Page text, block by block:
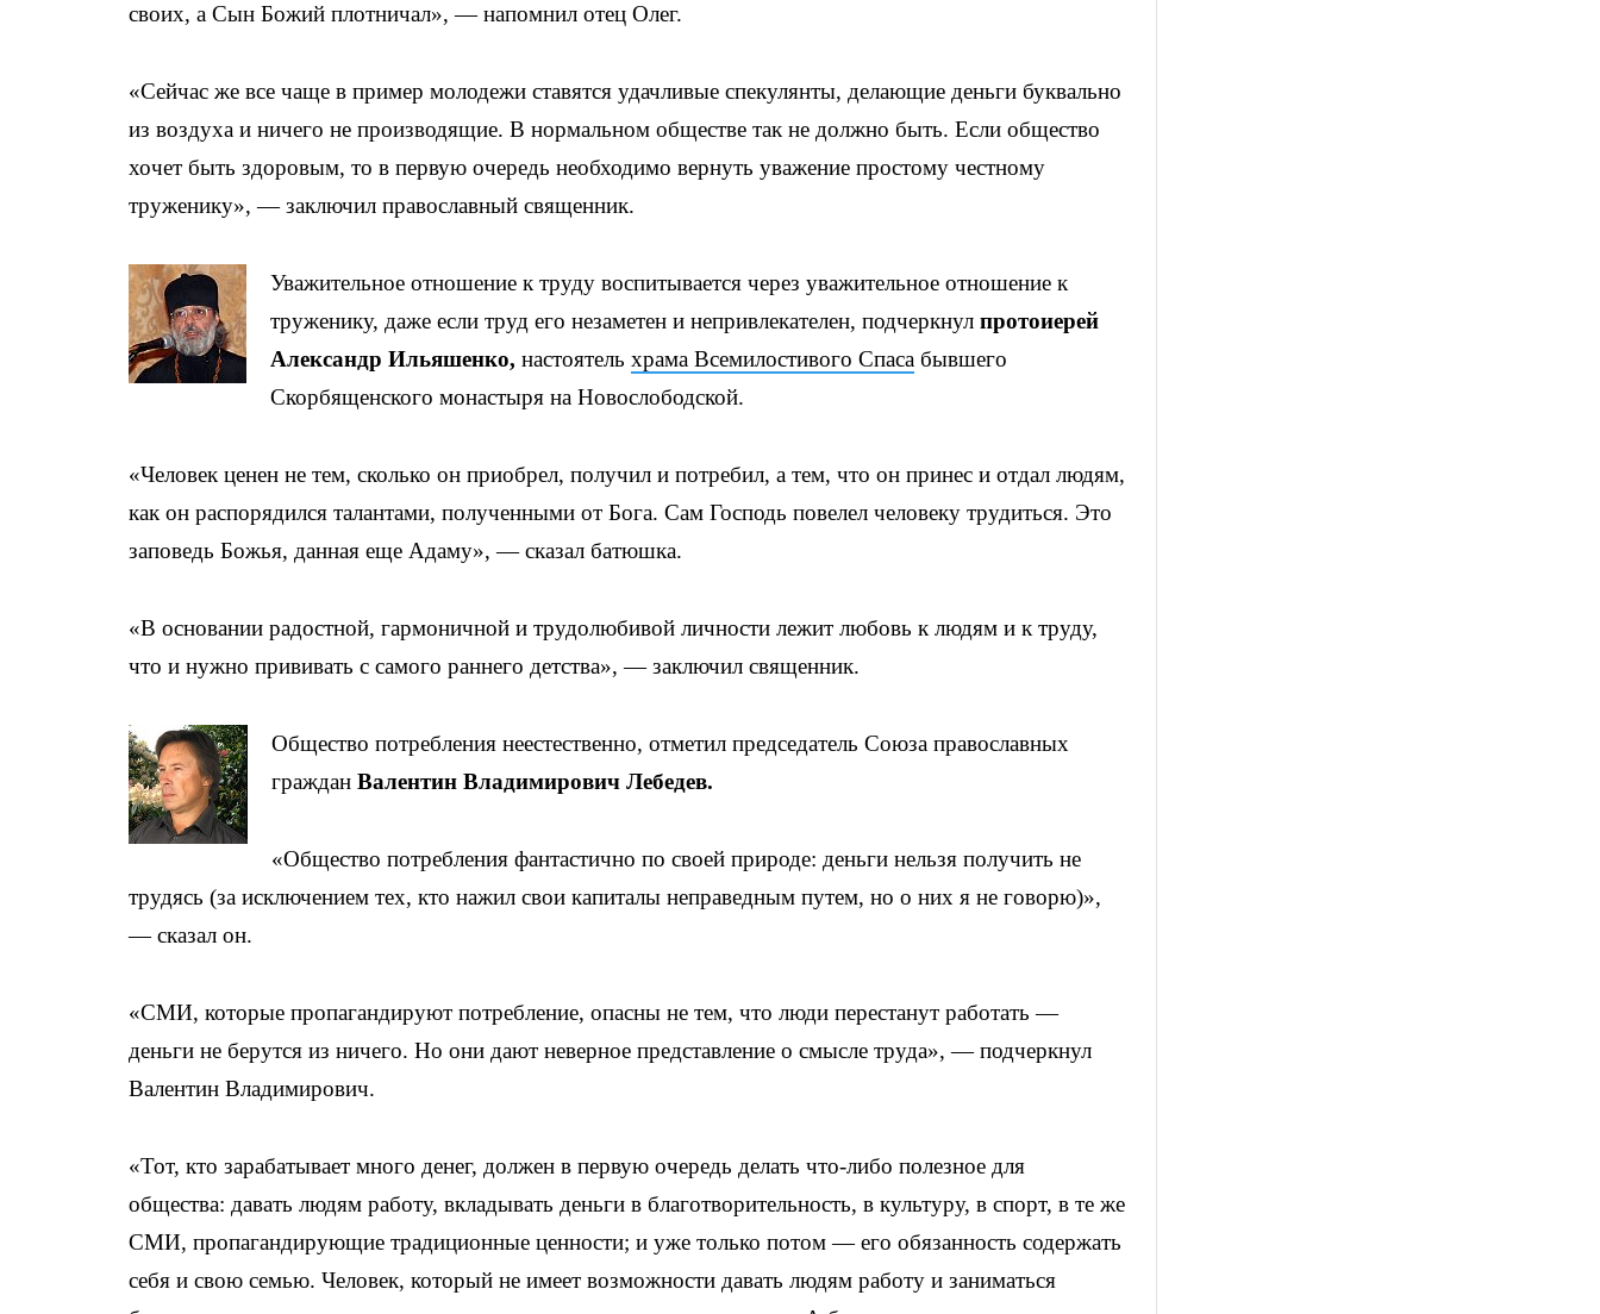
своих, а Сын Божий плотничал», — напомнил отец Олег.
«Сейчас же все чаще в пример молодежи ставятся удачливые спекулянты, делающие деньги буквально
из воздуха и ничего не производящие. В нормальном обществе так не должно быть. Если общество
хочет быть здоровым, то в первую очередь необходимо вернуть уважение простому честному
труженику», — заключил православный священник.
Уважительное отношение к труду воспитывается через уважительное отношение к
труженику, даже если труд его незаметен и непривлекателен, подчеркнул протоиерей
Александр Ильяшенко, настоятель храма Всемилостивого Спаса бывшего
Скорбященского монастыря на Новослободской.
«Человек ценен не тем, сколько он приобрел, получил и потребил, а тем, что он принес и отдал людям,
как он распорядился талантами, полученными от Бога. Сам Господь повелел человеку трудиться. Это
заповедь Божья, данная еще Адаму», — сказал батюшка.
«В основании радостной, гармоничной и трудолюбивой личности лежит любовь к людям и к труду,
что и нужно прививать с самого раннего детства», — заключил священник.
Общество потребления неестественно, отметил председатель Союза православных
граждан Валентин Владимирович Лебедев.
«Общество потребления фантастично по своей природе: деньги нельзя получить не
трудясь (за исключением тех, кто нажил свои капиталы неправедным путем, но о них я не говорю)»,
— сказал он.
«СМИ, которые пропагандируют потребление, опасны не тем, что люди перестанут работать —
деньги не берутся из ничего. Но они дают неверное представление о смысле труда», — подчеркнул
Валентин Владимирович.
«Тот, кто зарабатывает много денег, должен в первую очередь делать что-либо полезное для
общества: давать людям работу, вкладывать деньги в благотворительность, в культуру, в спорт, в те же
СМИ, пропагандирующие традиционные ценности; и уже только потом — его обязанность содержать
себя и свою семью. Человек, который не имеет возможности давать людям работу и заниматься